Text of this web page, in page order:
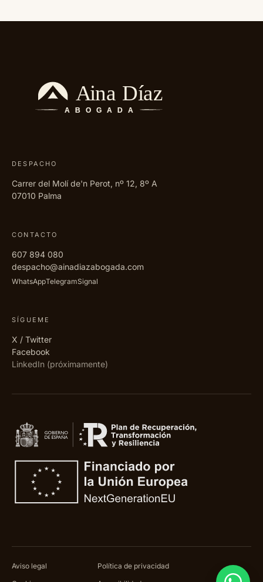
DESPACHO
Carrer del Molí de'n Perot, nº 12, 8º A
07010 Palma
CONTACTO
607 894 080
despacho@ainadiazabogada.com
WhatsAppTelegramSignal
SÍGUEME
X / Twitter
Facebook
LinkedIn (próximamente)
Aviso legal
Política de privacidad